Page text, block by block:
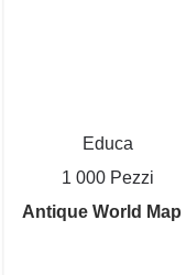
Educa
1 000 Pezzi
Antique World Map II